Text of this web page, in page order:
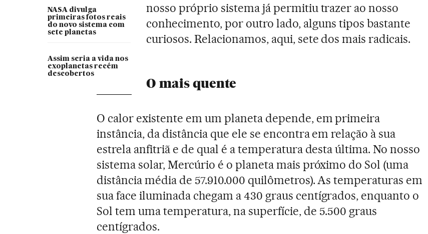
NASA divulga
primeiras fotos reais
do novo sistema com
sete planetas
Assim seria a vida nos
exoplanetas recém
descobertos
nosso próprio sistema já permitiu trazer ao nosso
conhecimento, por outro lado, alguns tipos bastante
curiosos. Relacionamos, aqui, sete dos mais radicais.
O mais quente
O calor existente em um planeta depende, em primeira
instância, da distância que ele se encontra em relação à sua
estrela anfitriã e de qual é a temperatura desta última. No nosso
sistema solar, Mercúrio é o planeta mais próximo do Sol (uma
distância média de 57.910.000 quilômetros). As temperaturas em
sua face iluminada chegam a 430 graus centígrados, enquanto o
Sol tem uma temperatura, na superfície, de 5.500 graus
centígrados.